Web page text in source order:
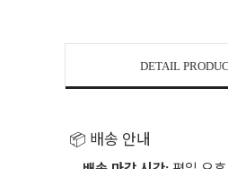
DETAIL
📦 배송 안내